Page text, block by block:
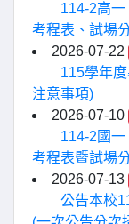
114-2高
考程表、試場
2026-07-22
115學年
注意事項)
2026-07-10
114-2國
考程表暨試場
2026-07-13
公告本校